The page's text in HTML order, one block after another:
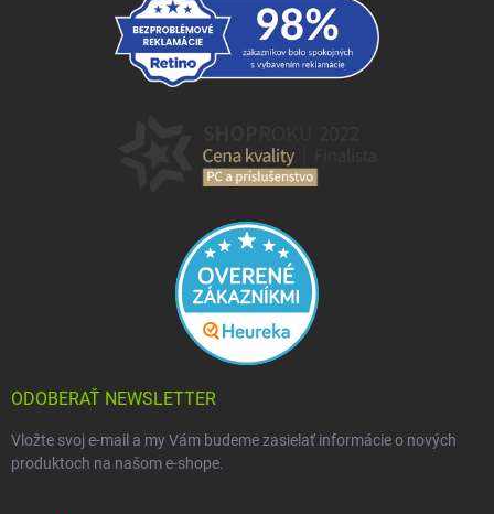
ODOBERAŤ NEWSLETTER
Vložte svoj e-mail a my Vám budeme zasielať informácie o nových
produktoch na našom e-shope.